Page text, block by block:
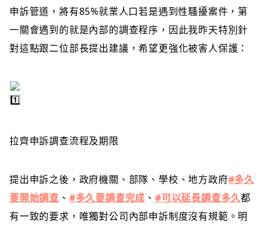
申訴管道，將有85%就業人口若是遇到性騷擾案件，第
一關會遇到的就是內部的調查程序，因此我昨天特別針
對這點跟二位部長提出建議，希望更強化被害人保護：
拉齊申訴調查流程及期限
提出申訴之後，政府機關、部隊、學校、地方政府#多久
要開始調查 、 #多久要調查完成 、#可以延長調查多久都
有一致的要求，唯獨對公司內部申訴制度沒有規範。明